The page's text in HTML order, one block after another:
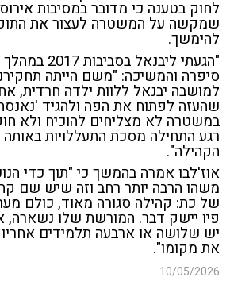
לחוק בטענה כי מדובר במסיבות
שמקשה על המשטרה לעצור את
להימשך.
"הגעתי
סיפרה והמשיכה: "משם הייתה
למושבה יבנאל ללוות ילדה חרדית,
שהעזה לפתוח את הפה ולהגיד
במשטרה לא מצליחים להוכיח ולא
רגע התחילה מסכת התעללויות באותה
הקהילה".
אוז'לבו אמרה בהמשך כי "תוך כדי
משהו הרבה יותר רחב וזה שיש שם
של כת: קהילה סגורה מאוד, כולם
פיו יישק דבר. המורשת שלו נשארה,
יש שלושה או ארבעה תלמידים
את מקומו".
10/05/2026